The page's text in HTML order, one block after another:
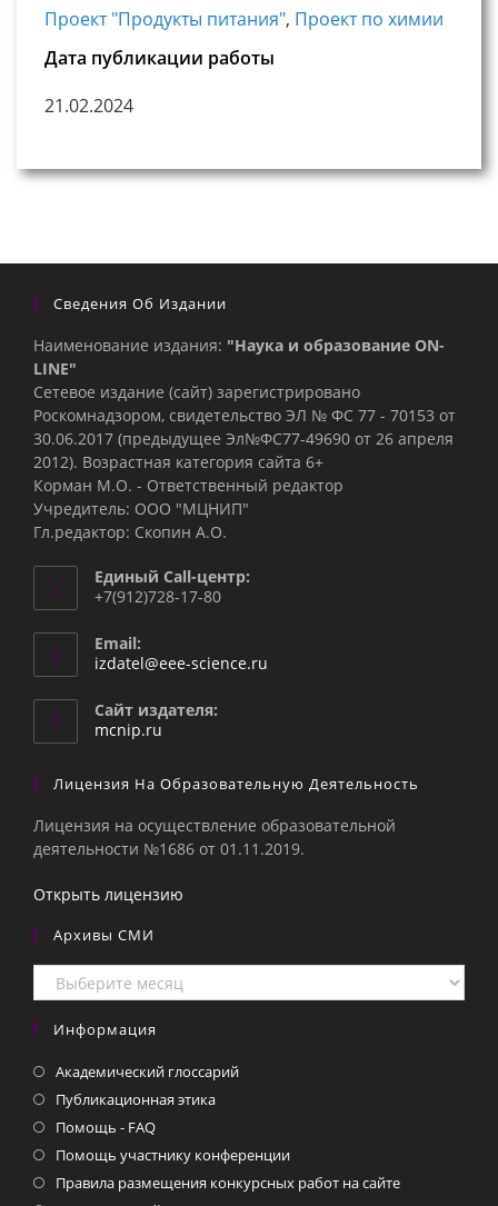
Проект "Продукты питания", Проект по химии
Дата публикации работы
21.02.2024
Сведения Об Издании
Наименование издания: "Наука и образование ON-
LINE"
Сетевое издание (сайт) зарегистрировано
Роскомнадзором, свидетельство ЭЛ № ФС 77 - 70153 от
30.06.2017 (предыдущее Эл№ФC77-49690 от 26 апреля
2012). Возрастная категория сайта 6+
Корман М.О. - Ответственный редактор
Учредитель: ООО "МЦНИП"
Гл.редактор: Скопин А.О.
Единый Call-центр:
+7(912)728-17-80
Email:
izdatel@eee-science.ru
Сайт издателя:
mcnip.ru
Лицензия На Образовательную Деятельность
Лицензия на осуществление образовательной
деятельности №1686 от 01.11.2019.
Открыть лицензию
Архивы СМИ
Архивы
СМИ
Информация
Академический глоссарий
Публикационная этика
Помощь - FAQ
Помощь участнику конференции
Правила размещения конкурсных работ на сайте